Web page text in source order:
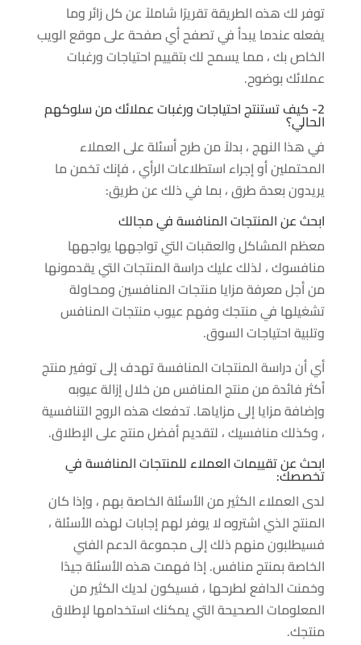
توفر لك هذه الطريقة تقريرًا شاملاً عن كل زائر وما
يفعله عندما يبدأ في تصفح أي صفحة على موقع الويب
الخاص بك ، مما يسمح لك بتقييم احتياجات ورغبات
عملائك بوضوح.
2- كيف تستنتج احتياجات ورغبات عملائك من سلوكهم
الحالي؟
في هذا النهج ، بدلاً من طرح أسئلة على العملاء
المحتملين أو إجراء استطلاعات الرأي ، فإنك تخمن ما
يريدون بعدة طرق ، بما في ذلك عن طريق:
ابحث عن المنتجات المنافسة في مجالك
معظم المشاكل والعقبات التي تواجهها يواجهها
منافسوك ، لذلك عليك دراسة المنتجات التي يقدمونها
من أجل معرفة مزايا منتجات المنافسين ومحاولة
تشغيلها في منتجك وفهم عيوب منتجات المنافس
وتلبية احتياجات السوق.
أي أن دراسة المنتجات المنافسة تهدف إلى توفير منتج
أكثر فائدة من منتج المنافس من خلال إزالة عيوبه
وإضافة مزايا إلى مزاياها. تدفعك هذه الروح التنافسية
، وكذلك منافسيك ، لتقديم أفضل منتج على الإطلاق.
ابحث عن تقييمات العملاء للمنتجات المنافسة في
تخصصك:
لدى العملاء الكثير من الأسئلة الخاصة بهم ، وإذا كان
المنتج الذي اشتروه لا يوفر لهم إجابات لهذه الأسئلة ،
فسيطلبون منهم ذلك إلى مجموعة الدعم الفني
الخاصة بمنتج منافس. إذا فهمت هذه الأسئلة جيدًا
وخمنت الدافع لطرحها ، فسيكون لديك الكثير من
المعلومات الصحيحة التي يمكنك استخدامها لإطلاق
منتجك.